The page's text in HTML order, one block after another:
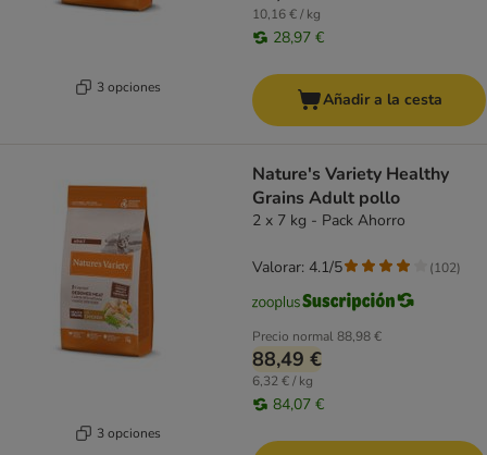
3 opciones
10,16 € / kg
28,97 €
Añadir a la cesta
3 opciones
Nature's Variety Healthy
Grains Adult pollo
2 x 7 kg - Pack Ahorro
Precio normal88,98 €
88,49 €
6,32 € / kg
84,07 €
Valorar: 4.1/5 (102)